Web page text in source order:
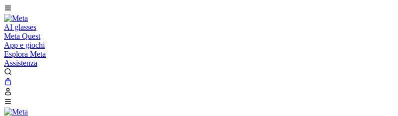
AI glasses
Meta Quest
App e giochi
Esplora Meta
Assistenza